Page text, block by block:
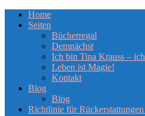
Home
Seiten
Bücherregal
Demnächst
Ich bin Tina Krauss –
Leben ist Magie!
Kontakt
Blog
Blog
Richtlinie für